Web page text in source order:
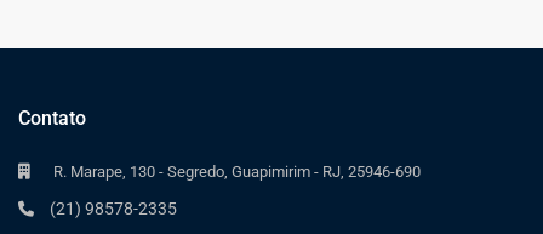
Contato
R. Marape, 130 - Segredo, Guapimirim - RJ, 25946-690
(21) 98578-2335